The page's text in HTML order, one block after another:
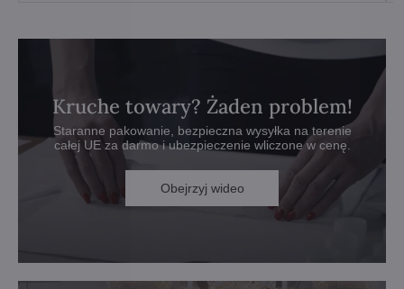
Kruche towary? Żaden problem!
Staranne pakowanie, bezpieczna wysyłka na terenie
całej UE za darmo i ubezpieczenie wliczone w cenę.
Obejrzyj wideo